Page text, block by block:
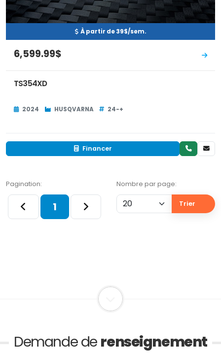
À partir de 39$/sem.
6,599.99$
TS354XD
2024 HUSQVARNA 24-+
Financer
Pagination:
1
Nombre par page:
Trier
Demande de renseignement